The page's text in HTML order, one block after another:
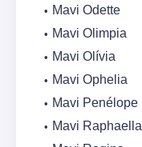
Mavi Odette
Mavi Olimpia
Mavi Olívia
Mavi Ophelia
Mavi Penélope
Mavi Raphaella